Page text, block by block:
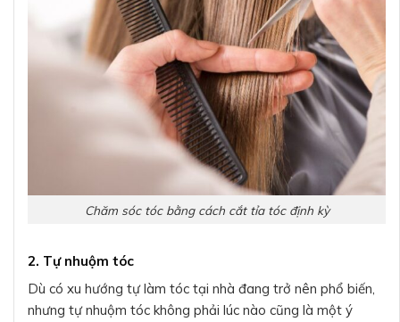
Chăm sóc tóc bằng cách cắt tỉa tóc định kỳ
2. Tự nhuộm tóc
Dù có xu hướng tự làm tóc tại nhà đang trở nên phổ biến,
nhưng tự nhuộm tóc không phải lúc nào cũng là một ý